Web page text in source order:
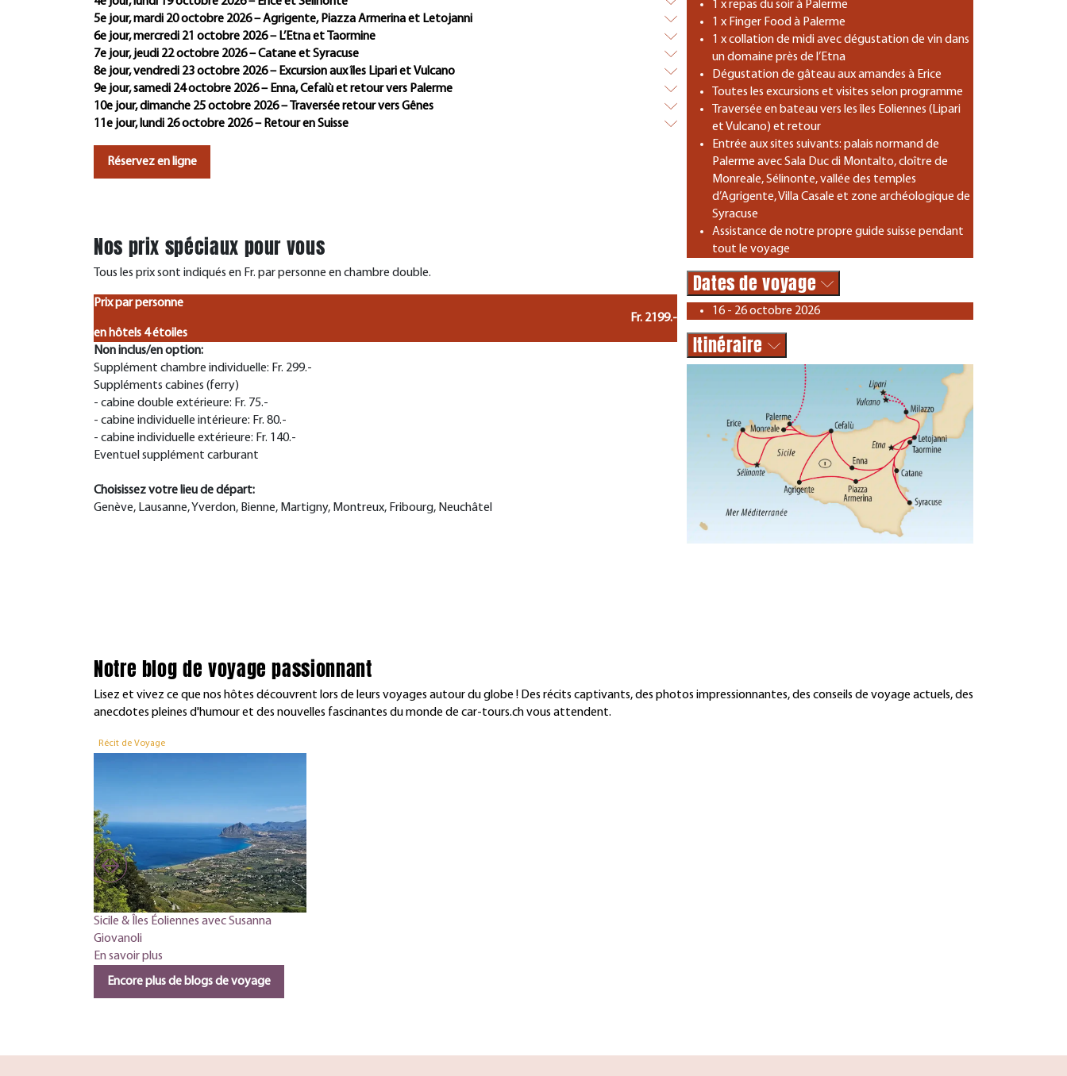
5e jour, mardi 20 octobre 2026 – Agrigente, Piazza Armerina et Letojanni
6e jour, mercredi 21 octobre 2026 – L’Etna et Taormine
7e jour, jeudi 22 octobre 2026 – Catane et Syracuse
8e jour, vendredi 23 octobre 2026 – Excursion aux îles Lipari et Vulcano
9e jour, samedi 24 octobre 2026 – Enna, Cefalù et retour vers Palerme
10e jour, dimanche 25 octobre 2026 – Traversée retour vers Gênes
11e jour, lundi 26 octobre 2026 – Retour en Suisse
Réservez en ligne
Nos prix spéciaux pour vous
Tous les prix sont indiqués en Fr. par personne en chambre double.
Prix par personne
en hôtels 4 étoiles
Fr. 2199.-
Non inclus/en option:
Supplément chambre individuelle: Fr. 299.-
Suppléments cabines (ferry)
- cabine double extérieure: Fr. 75.-
- cabine individuelle intérieure: Fr. 80.-
- cabine individuelle extérieure: Fr. 140.-
Eventuel supplément carburant
Choisissez votre lieu de départ:
Genève, Lausanne, Yverdon, Bienne, Martigny, Montreux, Fribourg, Neuchâtel
1 x repas du soir à Palerme
1 x Finger Food à Palerme
1 x collation de midi avec dégustation de vin dans
un domaine près de l’Etna
Dégustation de gâteau aux amandes à Erice
Toutes les excursions et visites selon programme
Traversée en bateau vers les îles Eoliennes (Lipari
et Vulcano) et retour
Entrée aux sites suivants: palais normand de
Palerme avec Sala Duc di Montalto, cloître de
Monreale, Sélinonte, vallée des temples
d’Agrigente, Villa Casale et zone archéologique de
Syracuse
Assistance de notre propre guide suisse pendant
tout le voyage
Dates de voyage
16 - 26 octobre 2026
Itinéraire
Notre blog de voyage passionnant
Lisez et vivez ce que nos hôtes découvrent lors de leurs voyages autour du globe ! Des récits captivants, des photos impressionnantes, des conseils de voyage actuels, des
anecdotes pleines d'humour et des nouvelles fascinantes du monde de car-tours.ch vous attendent.
Récit de Voyage
Sicile & Îles Éoliennes avec Susanna
Giovanoli
En savoir plus
Encore plus de blogs de voyage